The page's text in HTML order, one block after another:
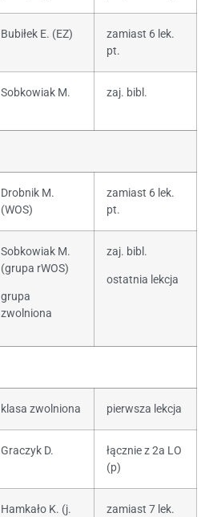
Bubiłek E. (EZ)
zamiast 6 lek.
pt.
Sobkowiak M. zaj. bibl.
Drobnik M.
(WOS)
zamiast 6 lek.
pt.
Sobkowiak M.
(grupa rWOS)
grupa
zwolniona
zaj. bibl.
ostatnia lekcja
klasa zwolniona pierwsza lekcja
Graczyk D.
łącznie z 2a LO
(p)
Hamkało K. (j.
zamiast 7 lek.